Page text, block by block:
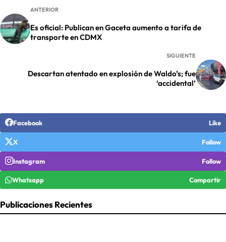
ANTERIOR
Es oficial: Publican en Gaceta aumento a tarifa de
transporte en CDMX
SIGUIENTE
Descartan atentado en explosión de Waldo’s; fue
‘accidental’
Facebook Like
X Follow
Instagram Follow
Whatsapp Compartir
Publicaciones Recientes